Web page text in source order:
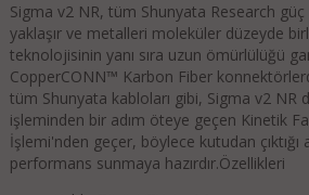
Sigma v2 NR, tüm Shunyata Research güç
yaklaşır ve metalleri moleküler düzeyde
teknolojisinin yanı sıra uzun ömürlülüğü
CopperCONN™ Karbon Fiber
tüm Shunyata kabloları gibi, Sigma v2 NR
işleminden bir adım öteye geçen Kinetik
İşlemi'nden geçer, böylece kutudan çıktığı
performans sunmaya hazırdır.Özellikleri